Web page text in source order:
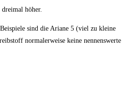
höher.
sind die Ariane 5 (viel zu kleine
normalerweise keine nennenswerte